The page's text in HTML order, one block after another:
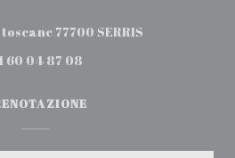
77700 SERRIS((apre una
60 04 87 08